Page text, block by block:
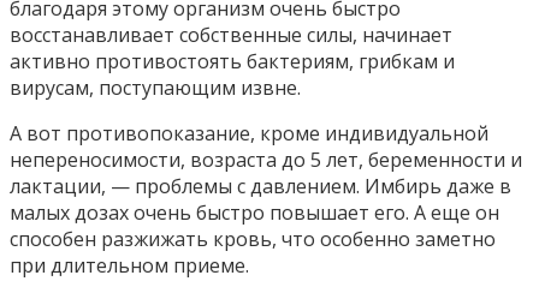
благодаря этому организм очень быстро
восстанавливает собственные силы, начинает
активно противостоять бактериям, грибкам и
вирусам, поступающим извне.
А вот противопоказание, кроме индивидуальной
непереносимости, возраста до 5 лет, беременности и
лактации, — проблемы с давлением. Имбирь даже в
малых дозах очень быстро повышает его. А еще он
способен разжижать кровь, что особенно заметно
при длительном приеме.